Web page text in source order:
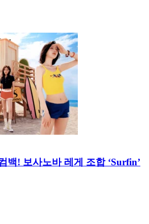
백! 보사노바 레게 조합 ‘Surfin’